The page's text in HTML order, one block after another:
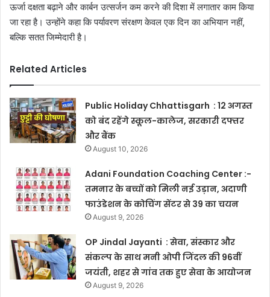
ऊर्जा दक्षता बढ़ाने और कार्बन उत्सर्जन कम करने की दिशा में लगातार काम किया
जा रहा है। उन्होंने कहा कि पर्यावरण संरक्षण केवल एक दिन का अभियान नहीं,
बल्कि सतत जिम्मेदारी है।
Related Articles
Public Holiday Chhattisgarh : 12 अगस्त
को बंद रहेंगे स्कूल-कालेज, सरकारी दफ्तर
और बैंक
August 10, 2026
Adani Foundation Coaching Center :-
तमनार के बच्चों को मिली नई उड़ान, अदाणी
फाउंडेशन के कोचिंग सेंटर से 39 का चयन
August 9, 2026
OP Jindal Jayanti : सेवा, संस्कार और
संकल्प के साथ मनी ओपी जिंदल की 96वीं
जयंती, शहर से गांव तक हुए सेवा के आयोजन
August 9, 2026